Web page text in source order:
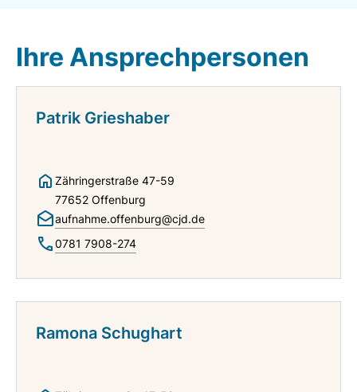
Ihre Ansprechpersonen
Patrik Grieshaber
Zähringerstraße 47-59
77652 Offenburg
aufnahme.offenburg@cjd.de
0781 7908-274
Ramona Schughart